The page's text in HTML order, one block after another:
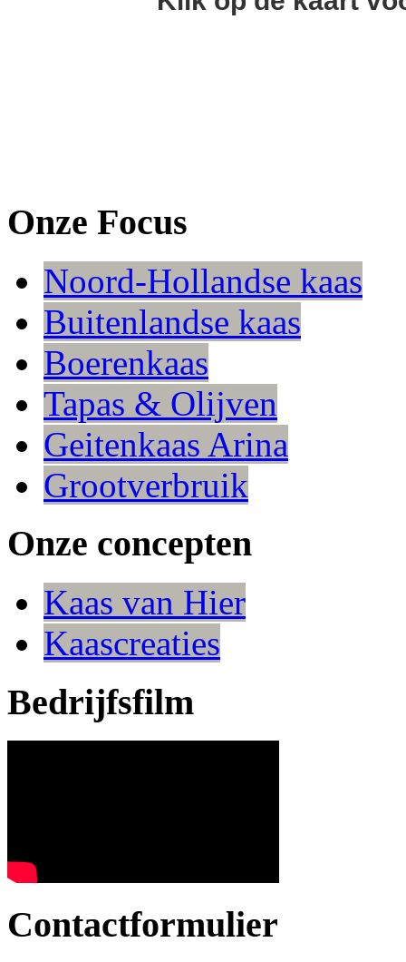
Onze Focus
Noord-Hollandse kaas
Buitenlandse kaas
Boerenkaas
Tapas & Olijven
Geitenkaas Arina
Grootverbruik
Onze concepten
Kaas van Hier
Kaascreaties
Bedrijfsfilm
Contactformulier